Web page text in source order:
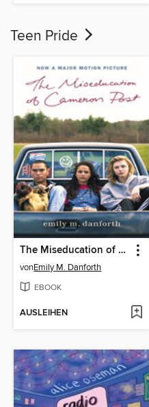
Teen Pride
The Miseducation of Cameron Post
vonEmily M. Danforth
EBOOK
AUSLEIHEN